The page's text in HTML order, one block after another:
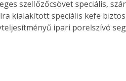
élve
az
A
szellőzőcsövet speciális,
kialakított speciális kefe
ipari porelszívó